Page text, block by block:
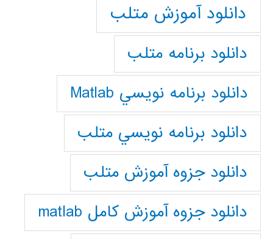
دانلود آموزش متلب
دانلود برنامه متلب
دانلود برنامه نويسي Matlab
دانلود برنامه نويسي متلب
دانلود جزوه آموزش متلب
دانلود جزوه آموزش کامل matlab